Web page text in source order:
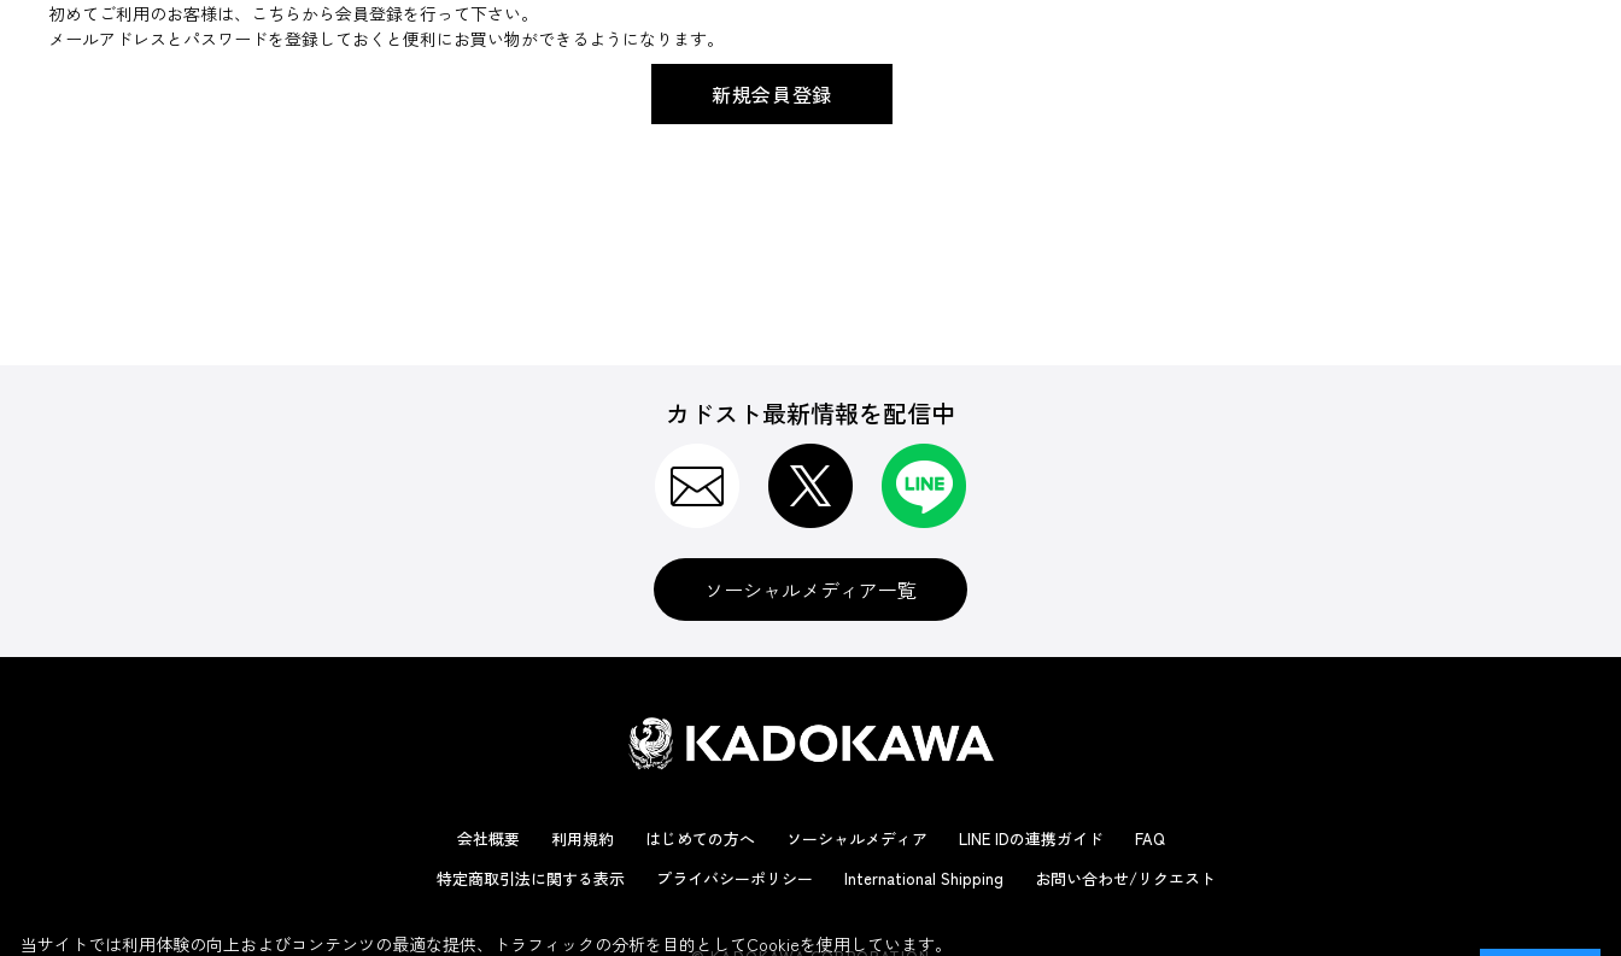
初めてご利用のお客様は、こちらから会員登録を行って下さい。
メールアドレスとパスワードを登録しておくと便利にお買い物ができるようになります。
カドスト最新情報を配信中
ソーシャルメディア一覧
会社概要 利用規約 はじめての方へ ソーシャルメディア LINE IDの連携ガイド
FAQ
特定商取引法に関する表示
プライバシーポリシー International Shipping お問い合わせ/リクエスト
当サイトでは利用体験の向上およびコンテンツの最適な提供、トラフィックの分析を目的としてCookieを使用しています。